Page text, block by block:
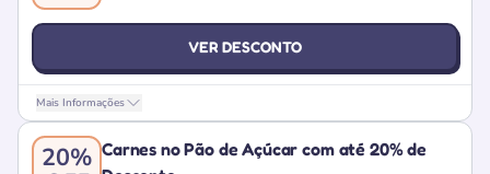
VER DESCONTO
Mais Informações
20% Carnes no Pão de Açúcar com até 20% de